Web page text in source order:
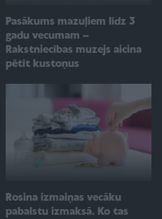
Pasākums mazuļiem līdz 3
gadu vecumam –
Rakstniecības muzejs aicina
pētīt kustoņus
Rosina izmaiņas vecāku
pabalstu izmaksā. Ko tas